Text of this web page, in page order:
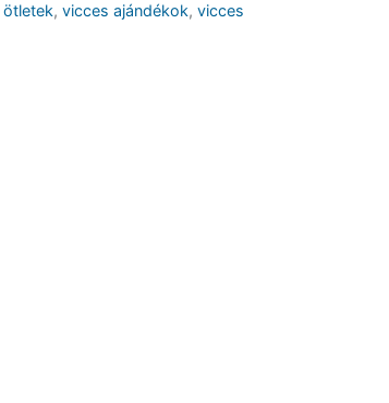
, vicces ajándékok, vicces